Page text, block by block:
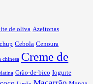
de oliva Azeitonas
Cebola Cenoura
chinesa Creme de
Grão-de-bico Iogurte